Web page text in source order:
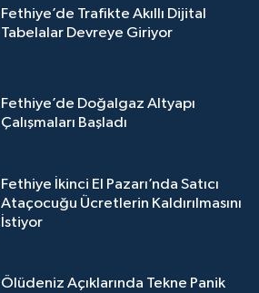
Fethiye’de Trafikte Akıllı Dijital
Tabelalar Devreye Giriyor
Fethiye’de Doğalgaz Altyapı
Çalışmaları Başladı
Fethiye İkinci El Pazarı’nda Satıcı
Ataçocuğu Ücretlerin Kaldırılmasını
İstiyor
Ölüdeniz Açıklarında Tekne Panik